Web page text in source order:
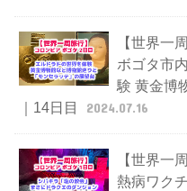
【世界一
ボゴタ市
験 黄金博
｜14日目
2024.07.16
【世界一
熱病ワク